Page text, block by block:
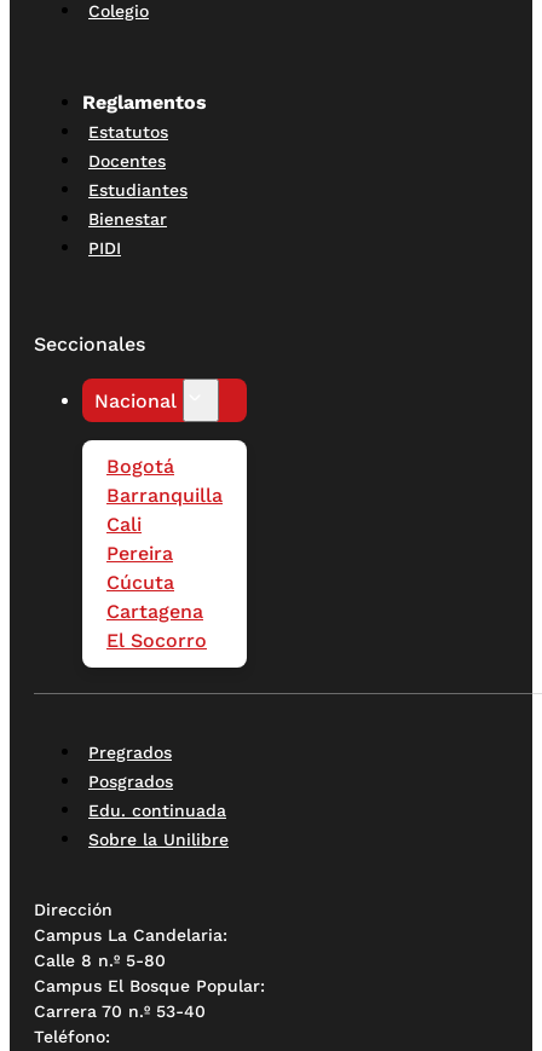
Colegio
Reglamentos
Estatutos
Docentes
Estudiantes
Bienestar
PIDI
Seccionales
Nacional
Bogotá
Barranquilla
Cali
Pereira
Cúcuta
Cartagena
El Socorro
Pregrados
Posgrados
Edu. continuada
Sobre la Unilibre
Dirección
Campus La Candelaria:
Calle 8 n.º 5-80
Campus El Bosque Popular:
Carrera 70 n.º 53-40
Teléfono: